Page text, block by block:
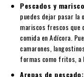
Pescados y
puedes dejar pasar la
mariscos frescos que
comida en Adícora.
camarones,
formas como fritos, a
Arepas de pescado: